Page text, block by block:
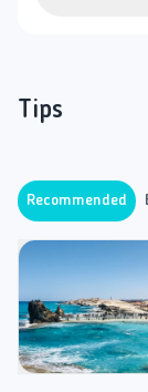
Tips
Recommended